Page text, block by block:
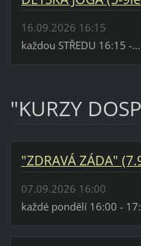
16.09.2026 16:15
každou STŘEDU 16:15 -...
"KURZY
"ZDRAVÁ ZÁDA"
07.09.2026 16:00
každé pondělí 16:00 -